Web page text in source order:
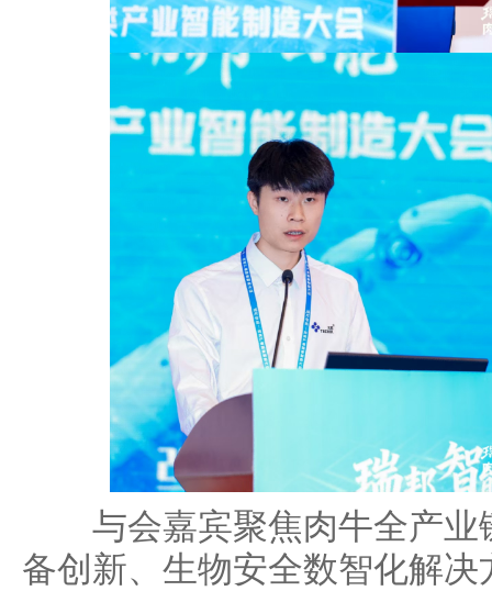
与会嘉宾聚焦肉牛全产业
备创新、生物安全数智化解